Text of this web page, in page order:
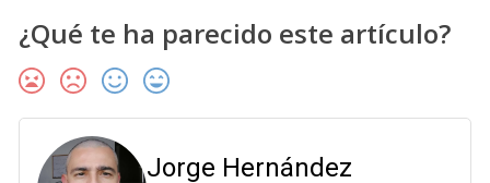
¿Qué te ha parecido este artículo?
Jorge Hernández